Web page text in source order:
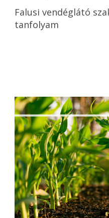
Falusi vendéglátó
tanfolyam